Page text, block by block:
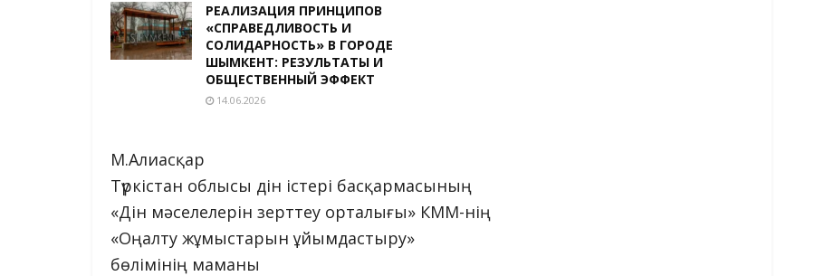
РЕАЛИЗАЦИЯ ПРИНЦИПОВ
«СПРАВЕДЛИВОСТЬ И
СОЛИДАРНОСТЬ» В ГОРОДЕ
ШЫМКЕНТ: РЕЗУЛЬТАТЫ И
ОБЩЕСТВЕННЫЙ ЭФФЕКТ
14.06.2026
М.Алиасқар
Түркістан облысы дін істері басқармасының
«Дін мәселелерін зерттеу орталығы» КММ-нің
«Оңалту жұмыстарын ұйымдастыру»
бөлімінің маманы